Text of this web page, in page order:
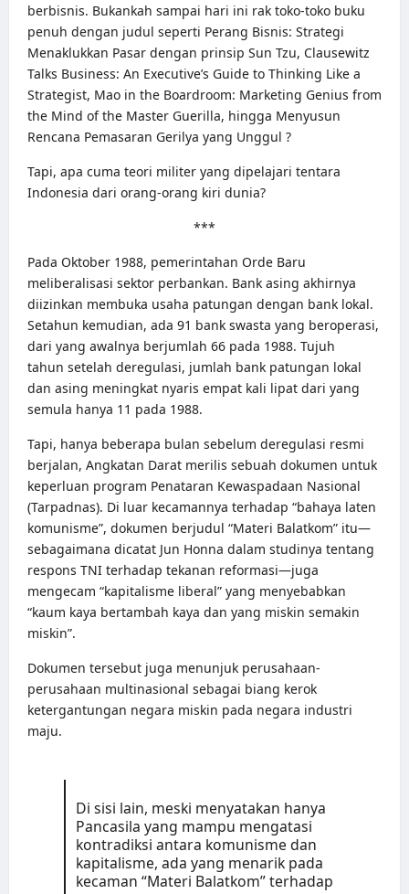
berbisnis. Bukankah sampai hari ini rak toko-toko buku
penuh dengan judul seperti Perang Bisnis: Strategi
Menaklukkan Pasar dengan prinsip Sun Tzu, Clausewitz
Talks Business: An Executive’s Guide to Thinking Like a
Strategist, Mao in the Boardroom: Marketing Genius from
the Mind of the Master Guerilla, hingga Menyusun
Rencana Pemasaran Gerilya yang Unggul ?
Tapi, apa cuma teori militer yang dipelajari tentara
Indonesia dari orang-orang kiri dunia?
***
Pada Oktober 1988, pemerintahan Orde Baru
meliberalisasi sektor perbankan. Bank asing akhirnya
diizinkan membuka usaha patungan dengan bank lokal.
Setahun kemudian, ada 91 bank swasta yang beroperasi,
dari yang awalnya berjumlah 66 pada 1988. Tujuh
tahun setelah deregulasi, jumlah bank patungan lokal
dan asing meningkat nyaris empat kali lipat dari yang
semula hanya 11 pada 1988.
Tapi, hanya beberapa bulan sebelum deregulasi resmi
berjalan, Angkatan Darat merilis sebuah dokumen untuk
keperluan program Penataran Kewaspadaan Nasional
(Tarpadnas). Di luar kecamannya terhadap “bahaya laten
komunisme”, dokumen berjudul “Materi Balatkom” itu—
sebagaimana dicatat Jun Honna dalam studinya tentang
respons TNI terhadap tekanan reformasi—juga
mengecam “kapitalisme liberal” yang menyebabkan
“kaum kaya bertambah kaya dan yang miskin semakin
miskin”.
Dokumen tersebut juga menunjuk perusahaan-
perusahaan multinasional sebagai biang kerok
ketergantungan negara miskin pada negara industri
maju.
Di sisi lain, meski menyatakan hanya
Pancasila yang mampu mengatasi
kontradiksi antara komunisme dan
kapitalisme, ada yang menarik pada
kecaman “Materi Balatkom” terhadap